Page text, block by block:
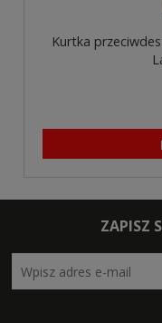
Kurtka
ZAPISZ